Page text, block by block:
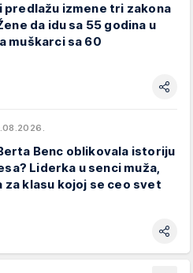
predlažu izmene tri zakona
da idu sa 55 godina u
muškarci sa 60
Benc oblikovala istoriju
Liderka u senci muža,
za klasu kojoj se ceo svet